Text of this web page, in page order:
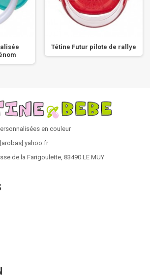
Tétine Futur pilote de rallye
en couleur
yahoo.fr
de la Farigoulette, 83490 LE MUY